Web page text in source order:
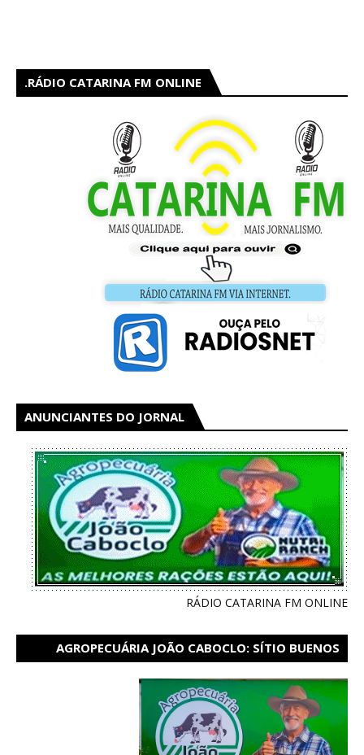
RÁDIO CATARINA FM ONLINE.
ANUNCIANTES DO JORNAL
RÁDIO CATARINA FM ONLINE
AGROPECUÁRIA JOÃO CABOCLO: SÍTIO BUENOS